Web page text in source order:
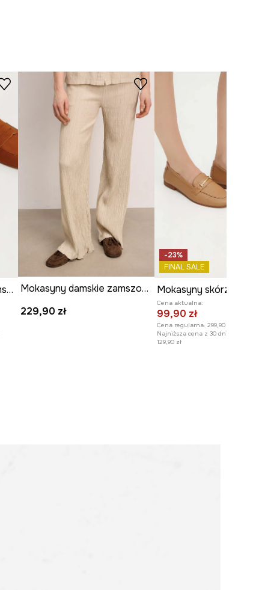
Tabela rozmiarów
Mokasyny zamszowe damskie z elastyczną podeszwą kolor brązowy
Mokasyny damskie zamszowe
229,90 zł
-23%
FINAL SALE
Cena aktualna:
99,90 zł
Cena regularna: 299,90 zł
Najniższa cena z 30 dni przed
129,90 zł